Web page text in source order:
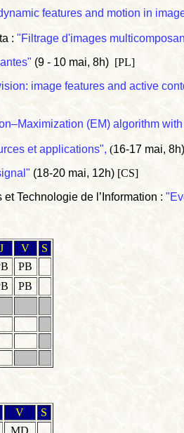
features and motion in
: "Filtrage d'images
(9 - 10 mai, 8h) [PL]
image features and active
(EM) algorithm
et applications", (16-17 mai,
(18-20 mai, 12h) [CS]
Technologie de l’Information :
J V
S
PB
PB
V
S